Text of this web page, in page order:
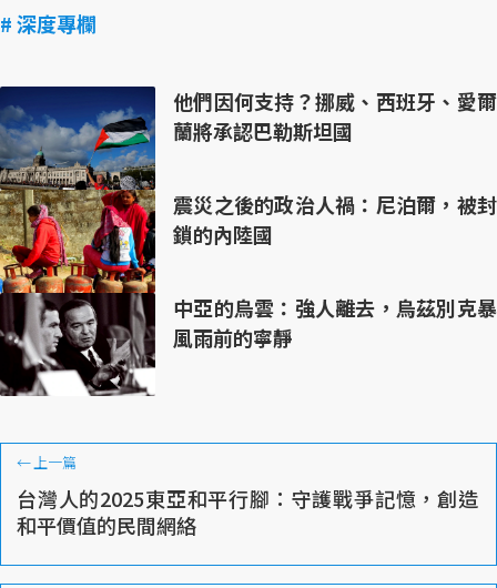
# 深度專欄
他們因何支持？挪威、西班牙、愛爾
蘭將承認巴勒斯坦國
震災之後的政治人禍：尼泊爾，被封
鎖的內陸國
中亞的烏雲：強人離去，烏茲別克暴
風雨前的寧靜
←上一篇
台灣人的2025東亞和平行腳：守護戰爭記憶，創造
和平價值的民間網絡